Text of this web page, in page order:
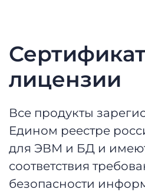
лицензии
Все продукты
Едином реестре
для ЭВМ и БД и
соответствия
безопасности